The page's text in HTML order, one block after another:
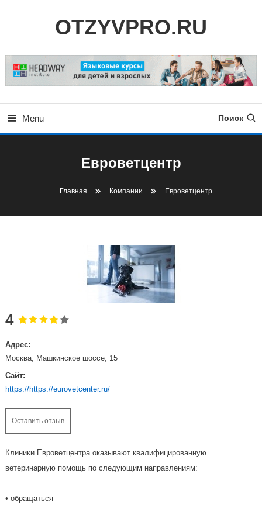
OTZYVPRO.RU
Menu Поиск
Евроветцентр
Главная Компании Евроветцентр
4
Адрес:
Москва, Машкинское шоссе, 15
Сайт:
https://https://eurovetcenter.ru/
Оставить отзыв
Клиники Евроветцентра оказывают квалифицированную
ветеринарную помощь по следующим направлениям:
• обращаться